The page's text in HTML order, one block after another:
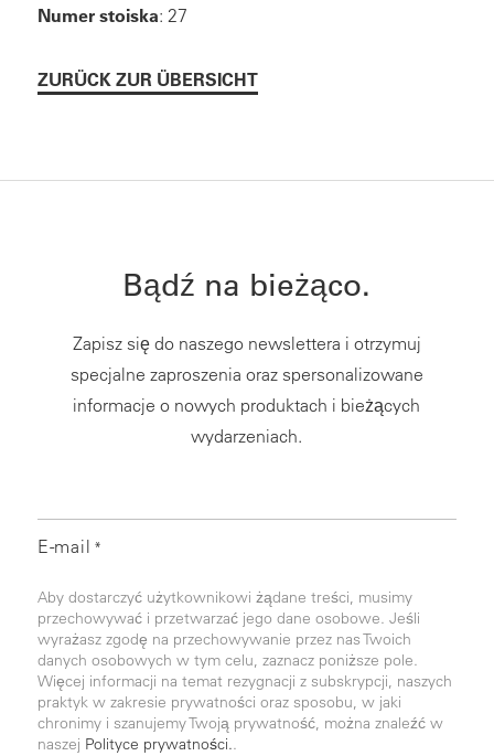
Numer stoiska: 27
ZURÜCK ZUR ÜBERSICHT
Bądź na bieżąco.
Zapisz się do naszego newslettera i otrzymuj
specjalne zaproszenia oraz spersonalizowane
informacje o nowych produktach i bieżących
wydarzeniach.
E-mail *
Aby dostarczyć użytkownikowi żądane treści, musimy
przechowywać i przetwarzać jego dane osobowe. Jeśli
wyrażasz zgodę na przechowywanie przez nas Twoich
danych osobowych w tym celu, zaznacz poniższe pole.
Więcej informacji na temat rezygnacji z subskrypcji, naszych
praktyk w zakresie prywatności oraz sposobu, w jaki
chronimy i szanujemy Twoją prywatność, można znaleźć w
naszej Polityce prywatności..